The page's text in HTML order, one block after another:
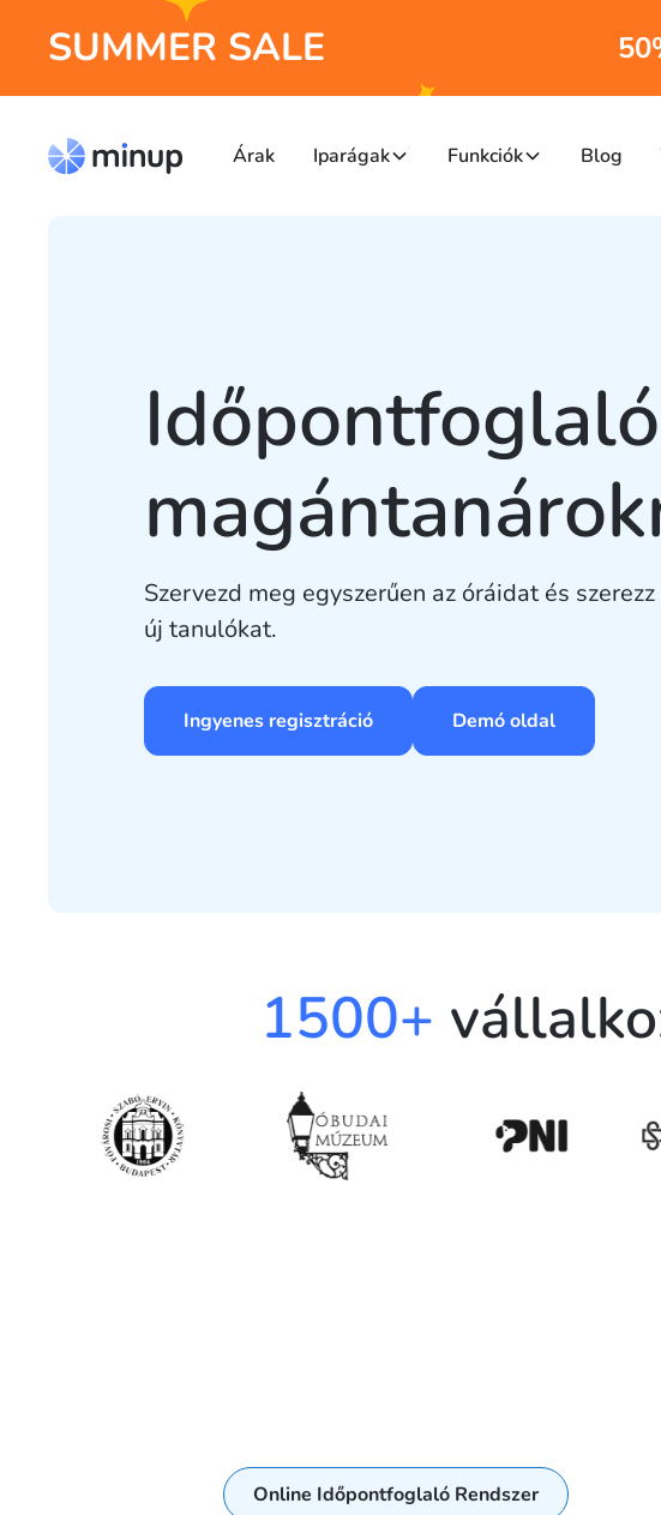
SUMMER SALE
Árak Iparágak Funkciók Blog
Időpontfoglaló
Szervezd meg egyszerűen az óráidat és
új tanulókat.
Ingyenes regisztráció Demó oldal
1500+
Online Időpontfoglaló Rendszer